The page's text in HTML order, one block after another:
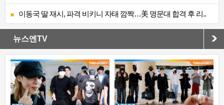
이동국 딸 재시, 파격 비키니 자태 깜짝…美 명문대 합격 후 리..
뉴스엔TV